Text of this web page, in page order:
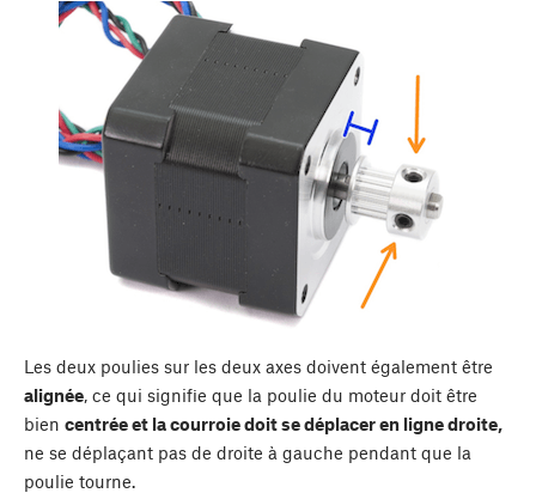
Les deux poulies sur les deux axes doivent également être
alignée, ce qui signifie que la poulie du moteur doit être
bien centrée et la courroie doit se déplacer en ligne droite,
ne se déplaçant pas de droite à gauche pendant que la
poulie tourne.